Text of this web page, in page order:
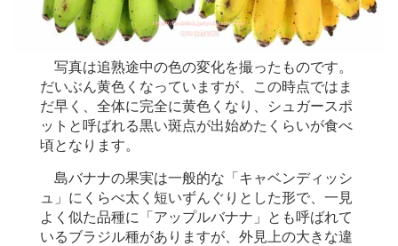
写真は追熟途中の色の変化を撮ったものです。
だいぶん黄色くなっていますが、この時点ではま
だ早く、全体に完全に黄色くなり、シュガースポ
ットと呼ばれる黒い斑点が出始めたくらいが食べ
頃となります。
島バナナの果実は一般的な「キャベンディッシ
ュ」にくらべ太く短いずんぐりとした形で、一見
よく似た品種に「アップルバナナ」とも呼ばれて
いるブラジル種がありますが、外見上の大きな違